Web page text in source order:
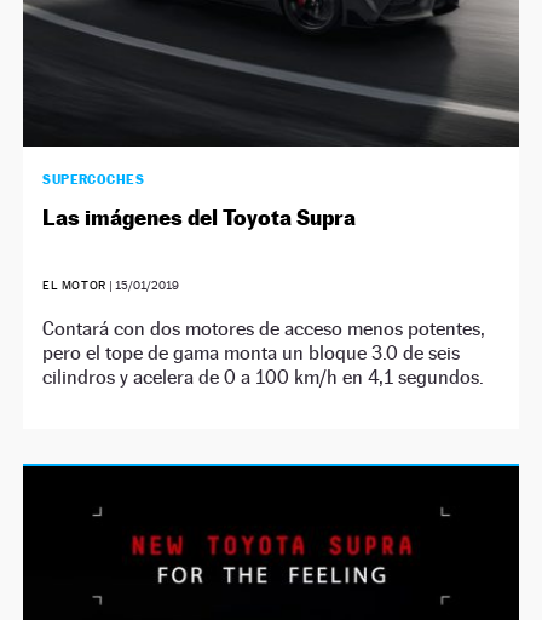
SUPERCOCHES
Las imágenes del Toyota Supra
EL MOTOR | 15/01/2019
Contará con dos motores de acceso menos potentes,
pero el tope de gama monta un bloque 3.0 de seis
cilindros y acelera de 0 a 100 km/h en 4,1 segundos.